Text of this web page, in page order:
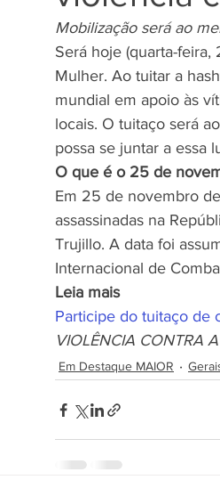
Movimento Sindical
Pessoa
Mobilização será ao
Será hoje (quarta-
Mulher. Ao tuitar a
mundial em apoio às
locais. O tuitaço será
possa se juntar a essa
O que é o 25 de
Em 25 de novembro
assassinadas na
Trujillo. A data foi
Internacional de
Leia mais
Participe do tuitaço de
VIOLÊNCIA CONTRA
Em Destaque MAIOR